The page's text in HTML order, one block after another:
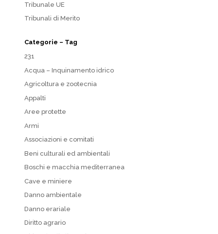
Tribunale UE
Tribunali di Merito
Categorie – Tag
231
Acqua – Inquinamento idrico
Agricoltura e zootecnia
Appalti
Aree protette
Armi
Associazioni e comitati
Beni culturali ed ambientali
Boschi e macchia mediterranea
Cave e miniere
Danno ambientale
Danno erariale
Diritto agrario